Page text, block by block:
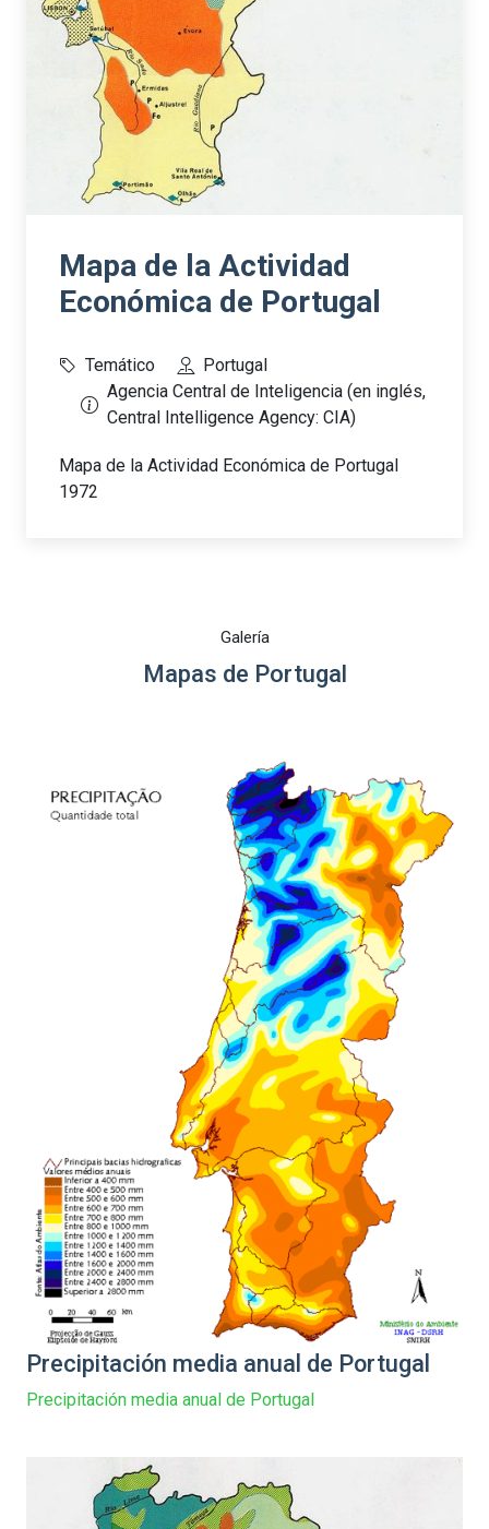
Mapa de la Actividad
Económica de Portugal
Temático
Portugal
Agencia Central de Inteligencia (en inglés,
Central Intelligence Agency: CIA)
Mapa de la Actividad Económica de Portugal
1972
Galería
Mapas de Portugal
Precipitación media anual de Portugal
Precipitación media anual de Portugal